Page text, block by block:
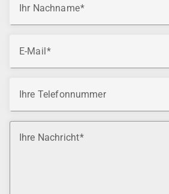
Ihr Nachname
E-Mail
Ihre Telefonnummer
Ihre Nachricht